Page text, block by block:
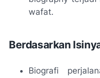
wafat.
Berdasarkan
Biografi